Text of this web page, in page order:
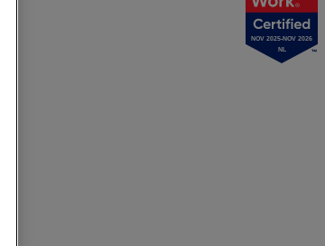
NOV 2025-NOV 2026
NL